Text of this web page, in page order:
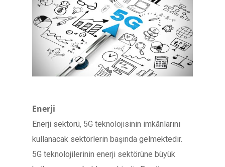
Enerji
Enerji sektörü, 5G teknolojisinin imkânlarını
kullanacak sektörlerin başında gelmektedir.
5G teknolojilerinin enerji sektörüne büyük